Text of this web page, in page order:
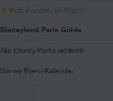
Park-Packliste (In Kürze)
Disneyland Paris Guide
Alle Disney Parks weltweit
Disney Event-Kalender